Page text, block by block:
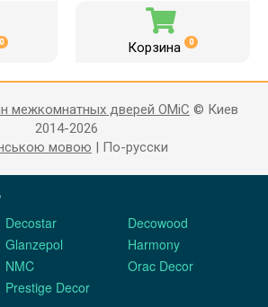
0 Корзина 0
межкомнатных дверей OMiC © Киев
2014-2026
мовою | По-русски
Decostar
Decowood
Glanzepol
Harmony
NMC
Orac Decor
Prestige Decor